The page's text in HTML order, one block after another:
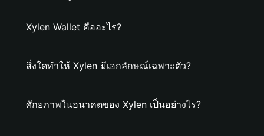
Xylen Wallet คืออะไร?
สิ่งใดทำให้ Xylen มีเอกลักษณ์เฉพาะตัว?
ศักยภาพในอนาคตของ Xylen เป็นอย่างไร?